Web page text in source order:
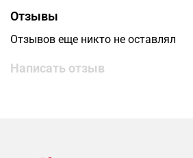
Отзывы
Отзывов еще никто не оставлял
Написать отзыв